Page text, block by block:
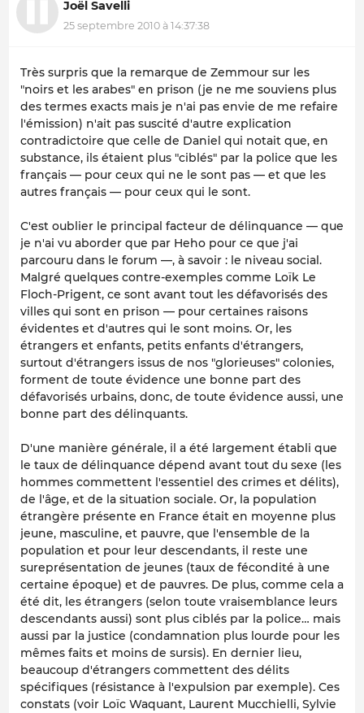
Joël Savelli
25 septembre 2010 à 14:37:38
Très surpris que la remarque de Zemmour sur les
"noirs et les arabes" en prison (je ne me souviens plus
des termes exacts mais je n'ai pas envie de me refaire
l'émission) n'ait pas suscité d'autre explication
contradictoire que celle de Daniel qui notait que, en
substance, ils étaient plus "ciblés" par la police que les
français — pour ceux qui ne le sont pas — et que les
autres français — pour ceux qui le sont.
C'est oublier le principal facteur de délinquance — que
je n'ai vu aborder que par Heho pour ce que j'ai
parcouru dans le forum —, à savoir : le niveau social.
Malgré quelques contre-exemples comme Loïk Le
Floch-Prigent, ce sont avant tout les défavorisés des
villes qui sont en prison — pour certaines raisons
évidentes et d'autres qui le sont moins. Or, les
étrangers et enfants, petits enfants d'étrangers,
surtout d'étrangers issus de nos "glorieuses" colonies,
forment de toute évidence une bonne part des
défavorisés urbains, donc, de toute évidence aussi, une
bonne part des délinquants.
D'une manière générale, il a été largement établi que
le taux de délinquance dépend avant tout du sexe (les
hommes commettent l'essentiel des crimes et délits),
de l'âge, et de la situation sociale. Or, la population
étrangère présente en France était en moyenne plus
jeune, masculine, et pauvre, que l'ensemble de la
population et pour leur descendants, il reste une
sureprésentation de jeunes (taux de fécondité à une
certaine époque) et de pauvres. De plus, comme cela a
été dit, les étrangers (selon toute vraisemblance leurs
descendants aussi) sont plus ciblés par la police… mais
aussi par la justice (condamnation plus lourde pour les
mêmes faits et moins de sursis). En dernier lieu,
beaucoup d'étrangers commettent des délits
spécifiques (résistance à l'expulsion par exemple). Ces
constats (voir Loïc Waquant, Laurent Mucchielli, Sylvie